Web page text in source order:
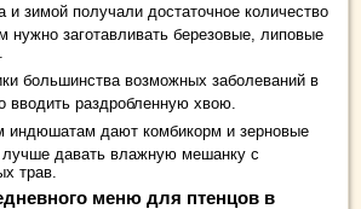
зимой получали достаточное количество
нужно заготавливать березовые, липовые
большинства возможных заболеваний в
раздробленную хвою.
индюшатам дают комбикорм и зерновые
лучше давать влажную мешанку с
трав.
меню для птенцов в